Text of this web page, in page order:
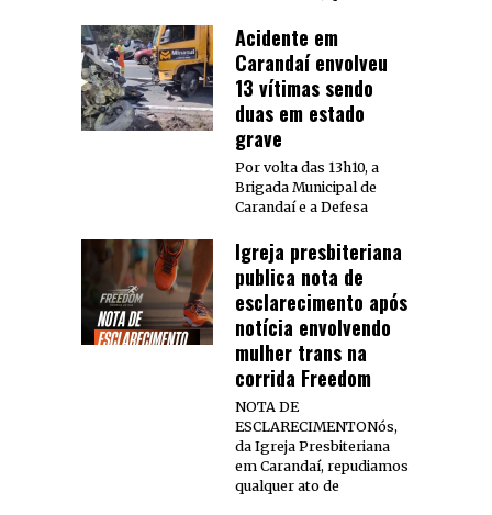
Acidente em
Carandaí envolveu
13 vítimas sendo
duas em estado
grave
Por volta das 13h10, a
Brigada Municipal de
Carandaí e a Defesa
Igreja presbiteriana
publica nota de
esclarecimento após
notícia envolvendo
mulher trans na
corrida Freedom
NOTA DE
ESCLARECIMENTONós,
da Igreja Presbiteriana
em Carandaí, repudiamos
qualquer ato de